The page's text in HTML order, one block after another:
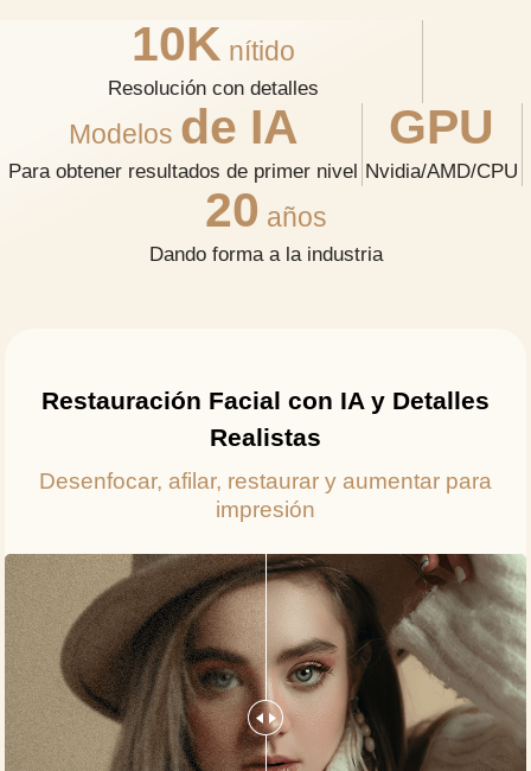
10K nítido
Resolución con detalles
Modelos de IA
Para obtener resultados de primer nivel
GPU
Nvidia/AMD/CPU
20 años
Dando forma a la industria
Restauración Facial con IA y Detalles
Realistas
Desenfocar, afilar, restaurar y aumentar para
impresión